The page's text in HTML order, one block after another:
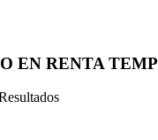
EN RENTA TEMP